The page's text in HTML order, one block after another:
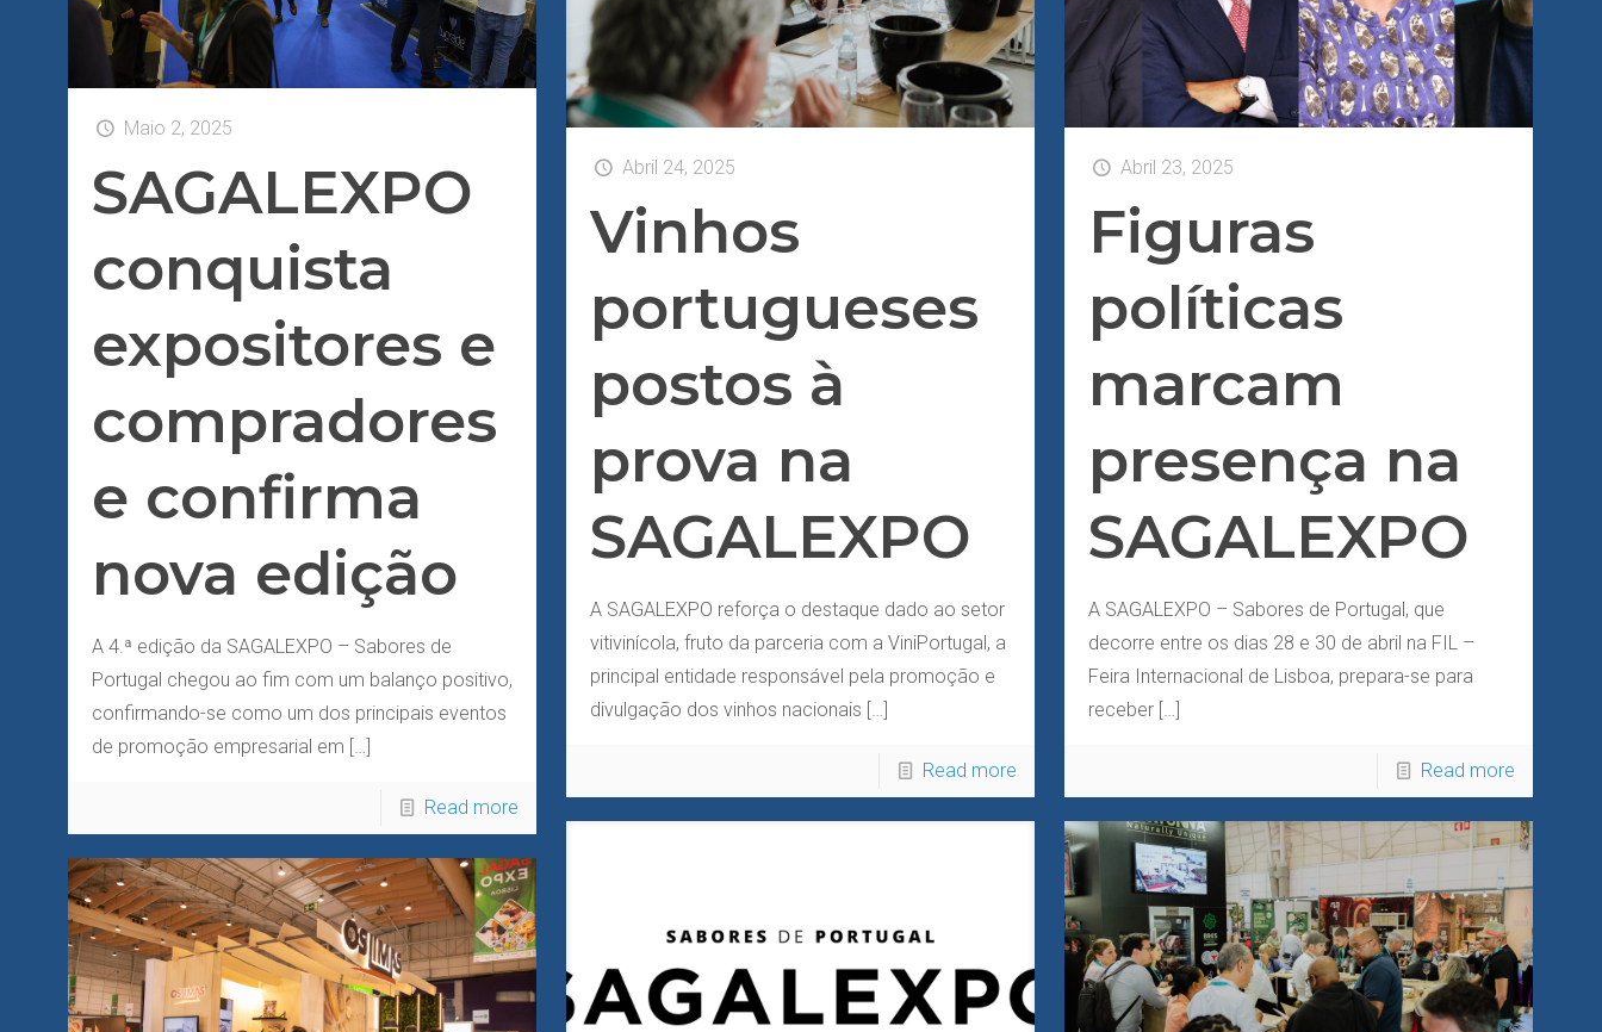
Maio 2, 2025
SAGALEXPO
conquista
expositores e
compradores
e confirma
nova edição
A 4.ª edição da SAGALEXPO – Sabores de
Portugal chegou ao fim com um balanço positivo,
confirmando-se como um dos principais eventos
de promoção empresarial em […]
Read more
Abril 24, 2025
Vinhos
portugueses
postos à
prova na
SAGALEXPO
A SAGALEXPO reforça o destaque dado ao setor
vitivinícola, fruto da parceria com a ViniPortugal, a
principal entidade responsável pela promoção e
divulgação dos vinhos nacionais […]
Read more
Abril 23, 2025
Figuras
políticas
marcam
presença na
SAGALEXPO
A SAGALEXPO – Sabores de Portugal, que
decorre entre os dias 28 e 30 de abril na FIL –
Feira Internacional de Lisboa, prepara-se para
receber […]
Read more